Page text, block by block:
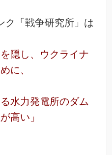
ク「戦争研究所」は
隠し、ウクライナ
に、
水力発電所のダム
高い」